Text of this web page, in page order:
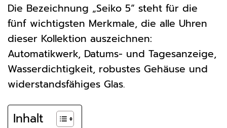
Die Bezeichnung „Seiko 5“ steht für die
fünf wichtigsten Merkmale, die alle Uhren
dieser Kollektion auszeichnen:
Automatikwerk, Datums- und Tagesanzeige,
Wasserdichtigkeit, robustes Gehäuse und
widerstandsfähiges Glas.
Inhalt